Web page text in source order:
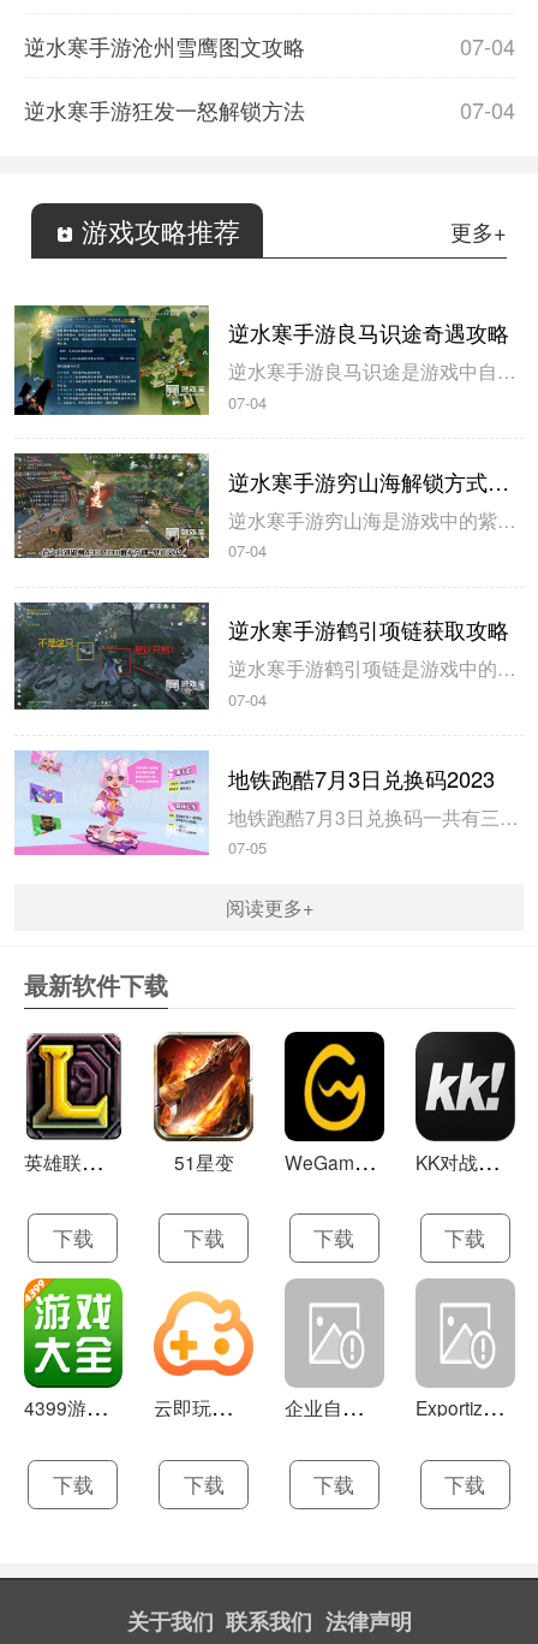
07-04
逆水寒手游沧州雪鹰图文攻略
07-04
逆水寒手游狂发一怒解锁方法
游戏攻略推荐 更多+
逆水寒手游良马识途奇遇攻略
逆水寒手游良马识途是游戏中自动寻路的奇遇攻略，玩家解锁以后即可开始自动寻路，米葫芦小编带来逆水寒手游良马识途奇遇攻略，一起来看看吧。逆水寒手游良马识途奇遇攻略1、选择将某一张地图的熟识度跑到100%，这里需要不停的做探索小任务和骑马奔跑。地图的熟识度在左下角查看。2、熟识度达到100%后即可触发良...
07-04
逆水寒手游穷山海解锁方式攻略
逆水寒手游穷山海是游戏中的紫色装备，玩家在开服第三天就可以拿到，米葫芦小编带来逆水寒手游穷山海解锁方式攻略，希望可以帮到大家。逆水寒手游穷山海解锁方式攻略1、首先来到磁州433 990触发奇遇-驿站灭火，灭火后，拾取烧火棍。完成奇遇后获得1件穷山海装备和线索。2、前往汴京943 1091对话唐铸。...
07-04
逆水寒手游鹤引项链获取攻略
逆水寒手游鹤引项链是游戏中的55级紫色装备，玩家可以通过不同的坐标完成小游戏获得，米葫芦小编带来逆水寒手游鹤引项链获取攻略，一起来看看吧。逆水寒手游鹤引项链获取攻略1、在山清山完成同样的探索小游戏驭鹤七次即可获得。2、注意这七哥小游戏都是一样的流程，在规定的时间内触碰4朵花即可完成。3、坐标分别在...
07-04
地铁跑酷7月3日兑换码2023
地铁跑酷7月3日兑换码一共有三个，玩家使用以后即可获得大量的钥匙和金币，米葫芦小编带来地铁跑酷7月3日兑换码2023，一起来看看吧。地铁跑酷7月3日兑换码20231、兑换码：FANBOOK地铁社区七十万人福利2、兑换码：FANBOOK7服十万人福利3、兑换码：FANBOOK地铁跑酷二十万人福4、玩...
07-05
阅读更多+
最新软件下载
英
雄联盟LOL 13.21
下载
51星变
下载
W
eGame(腾讯游戏平台TGP) 5.10.19.1000
下载
K
K对战平台 1.0.1
下载
4
399游戏盒 官方下载 7.9.1
下载
云
即玩游戏盒 1.0.5.4
下载
企
业自助建站系统 9.0
下载
E
xportizer 9.0.8
下载
关于我们 联系我们 法律声明